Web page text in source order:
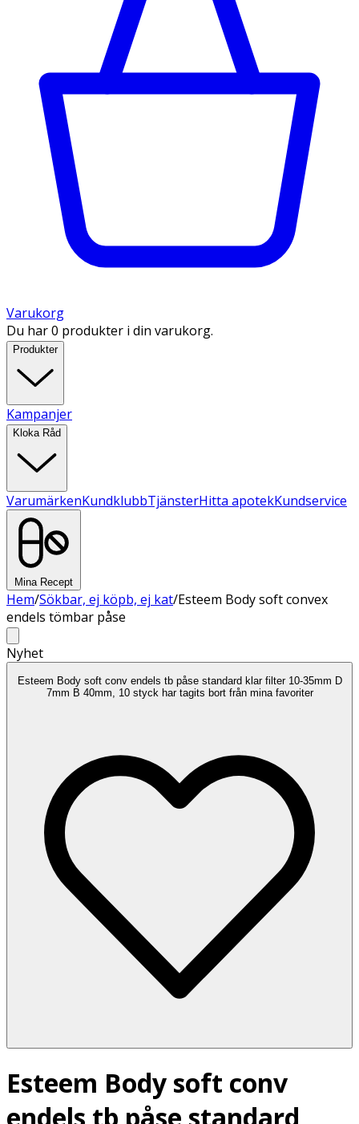
Varukorg
Du har 0 produkter i din varukorg.
Produkter
Kampanjer
Kloka Råd
VarumärkenKundklubbTjänsterHitta apotekKundservice
Mina Recept
Hem/Sökbar, ej köpb, ej kat/Esteem Body soft convex
endels tömbar påse
Nyhet
Esteem Body soft conv endels tb påse standard klar filter 10-35mm D
7mm B 40mm, 10 styck har tagits bort från mina favoriter
Esteem Body soft conv